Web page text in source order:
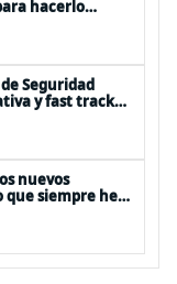
hacerlo
Seguridad
y fast track
nuevos
que siempre he